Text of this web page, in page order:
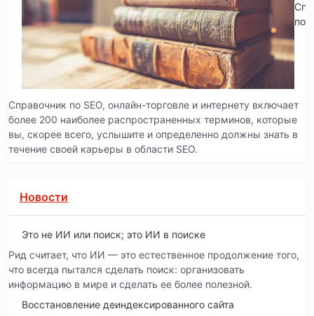
по
Справочник по SEO, онлайн-торговле и интернету включает
более 200 наиболее распространенных терминов, которые
вы, скорее всего, услышите и определенно должны знать в
течение своей карьеры в области SEO.
Новости
Это не ИИ или поиск; это ИИ в поиске
Рид считает, что ИИ — это естественное продолжение того,
что всегда пытался сделать поиск: организовать
информацию в мире и сделать ее более полезной.
Восстановление деиндексированного сайта